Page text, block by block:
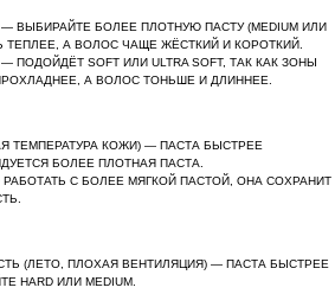
ВЫБИРАЙТЕ БОЛЕЕ ПЛОТНУЮ ПАСТУ (MEDIUM ИЛИ
ТЕПЛЕЕ, А ВОЛОС ЧАЩЕ ЖЁСТКИЙ И КОРОТКИЙ.
SOFT ИЛИ ULTRA SOFT, ТАК КАК ЗОНЫ
А ВОЛОС ТОНЬШЕ И ДЛИННЕЕ.
ТЕМПЕРАТУРА КОЖИ) — ПАСТА БЫСТРЕЕ
БОЛЕЕ ПЛОТНАЯ ПАСТА.
С БОЛЕЕ МЯГКОЙ ПАСТОЙ, ОНА СОХРАНИТ
(ЛЕТО, ПЛОХАЯ ВЕНТИЛЯЦИЯ) — ПАСТА БЫСТРЕЕ
HARD ИЛИ MEDIUM.